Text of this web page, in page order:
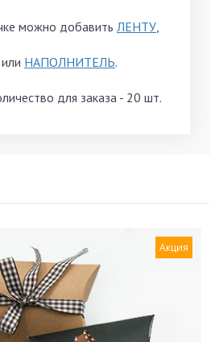
можно добавить ЛЕНТУ
или НАПОЛНИТЕЛЬ.
для заказа - 20 шт.
Акция